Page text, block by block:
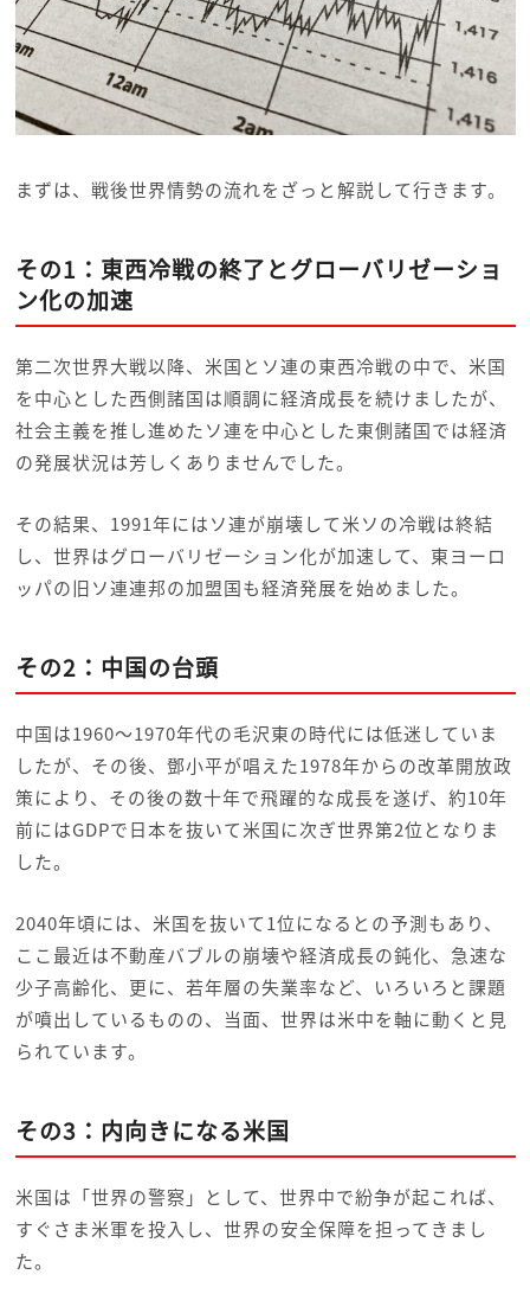
まずは、戦後世界情勢の流れをざっと解説して行きます。
その1：東西冷戦の終了とグローバリゼーショ
ン化の加速
第二次世界大戦以降、米国とソ連の東西冷戦の中で、米国
を中心とした西側諸国は順調に経済成長を続けましたが、
社会主義を推し進めたソ連を中心とした東側諸国では経済
の発展状況は芳しくありませんでした。
その結果、1991年にはソ連が崩壊して米ソの冷戦は終結
し、世界はグローバリゼーション化が加速して、東ヨーロ
ッパの旧ソ連連邦の加盟国も経済発展を始めました。
その2：中国の台頭
中国は1960～1970年代の毛沢東の時代には低迷していま
したが、その後、鄧小平が唱えた1978年からの改革開放政
策により、その後の数十年で飛躍的な成長を遂げ、約10年
前にはGDPで日本を抜いて米国に次ぎ世界第2位となりま
した。
2040年頃には、米国を抜いて1位になるとの予測もあり、
ここ最近は不動産バブルの崩壊や経済成長の鈍化、急速な
少子高齢化、更に、若年層の失業率など、いろいろと課題
が噴出しているものの、当面、世界は米中を軸に動くと見
られています。
その3：内向きになる米国
米国は「世界の警察」として、世界中で紛争が起これば、
すぐさま米軍を投入し、世界の安全保障を担ってきまし
た。